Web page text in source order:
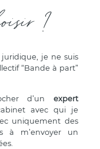
?
je ne suis
“Bande à part”
d’un expert
avec qui je
uniquement des
à m’envoyer un